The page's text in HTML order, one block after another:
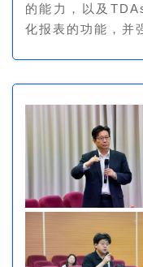
的能力，以及
化报表的功能，并